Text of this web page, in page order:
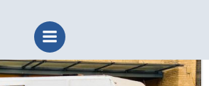
Inhalt
springen